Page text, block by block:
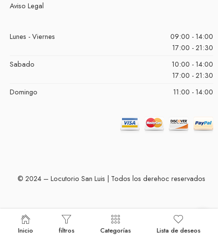
Aviso Legal
Lunes - Viernes
09:00 - 14:00
17:00 - 21:30
Sabado
10:00 - 14:00
17:00 - 21:30
Domingo
11:00 - 14:00
© 2024 – Locutorio San Luis | Todos los derehoc reservados
Inicio filtros Categorías Lista de deseos